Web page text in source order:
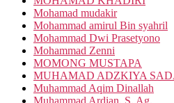
Mohamad mudakir
Mohammad amirul Bin syahril
Mohammad Dwi Prasetyono
Mohammad Zenni
MOMONG MUSTAPA
MUHAMAD ADZKIYA
Muhammad Aqim Dinallah
Muhammad Ardian, S. Ag.